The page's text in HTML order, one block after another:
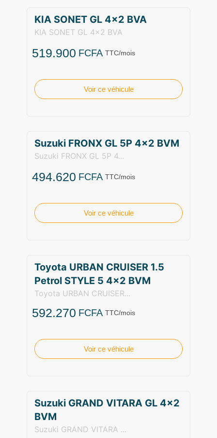
KIA SONET GL 4×2 BVA
KIA SONET GL 4x2 BVA
519.900 FCFA TTC/mois
Voir ce véhicule
Suzuki FRONX GL 5P 4×2 BVM
Suzuki FRONX GL 5P 4...
494.620 FCFA TTC/mois
Voir ce véhicule
Toyota URBAN CRUISER 1.5
Petrol STYLE 5 4×2 BVM
Toyota URBAN CRUISER...
592.270 FCFA TTC/mois
Voir ce véhicule
Suzuki GRAND VITARA GL 4×2
BVM
Suzuki GRAND VITARA ...